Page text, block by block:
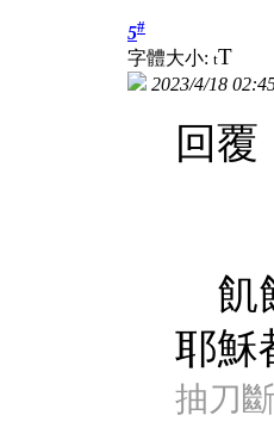
5#
字體大小: tT
2023/4/18
回覆
飢
耶穌
抽刀